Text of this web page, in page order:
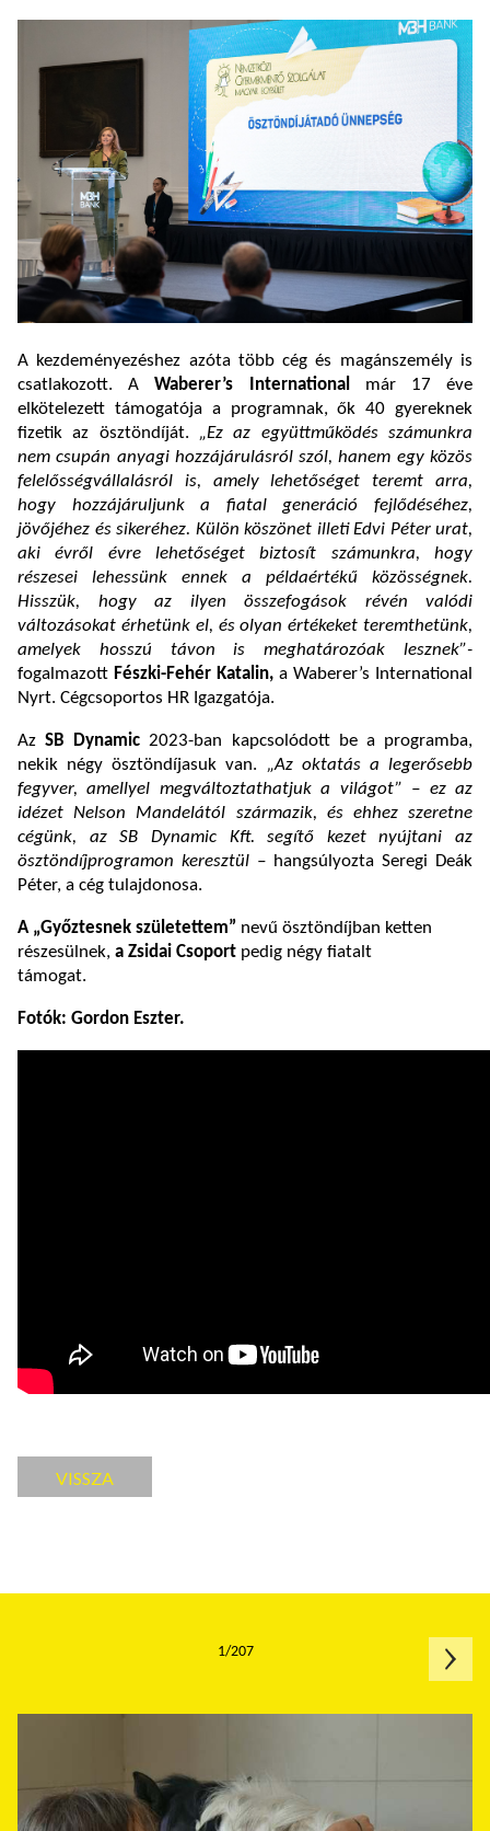
A kezdeményezéshez azóta több cég és magánszemély is
csatlakozott. AWaberer’s International
már 17 éve
elkötelezett támogatója a programnak, ők 40 gyereknek
fizetik az ösztöndíját. „Ez az együttműködés számunkra
nem csupán anyagi hozzájárulásról szól, hanem egy közös
felelősségvállalásról is, amely lehetőséget teremt arra,
hogy hozzájáruljunk a fiatal generáció fejlődéséhez,
jövőjéhez és sikeréhez. Külön köszönet illeti Edvi Péter urat,
aki évről évre lehetőséget biztosít számunkra, hogy
részesei lehessünk ennek a példaértékű közösségnek.
Hisszük, hogy az ilyen összefogások révén valódi
változásokat érhetünk el, és olyan értékeket teremthetünk,
amelyek hosszú távon is meghatározóak lesznek”-
fogalmazott Fészki-Fehér Katalin, a Waberer’s International
Nyrt. Cégcsoportos HR Igazgatója.
AzSB Dynamic 2023-ban kapcsolódott be a programba,
nekik négy ösztöndíjasuk van. „Az oktatás a legerősebb
fegyver, amellyel megváltoztathatjuk a világot” – ez az
idézet Nelson Mandelától származik, és ehhez szeretne
cégünk, az SB Dynamic Kft. segítő kezet nyújtani az
ösztöndíjprogramon keresztül – hangsúlyozta Seregi Deák
Péter, a cég tulajdonosa.
A „Győztesnek születettem” nevű ösztöndíjban ketten
részesülnek, a Zsidai Csoport pedig négy fiatalt
támogat.
Fotók: Gordon Eszter.
VISSZA
1/207